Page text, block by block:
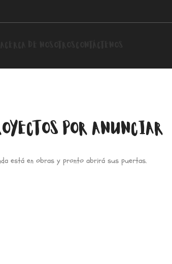
POR ANUNCIAR
está en obras y pronto abrirá sus puertas.